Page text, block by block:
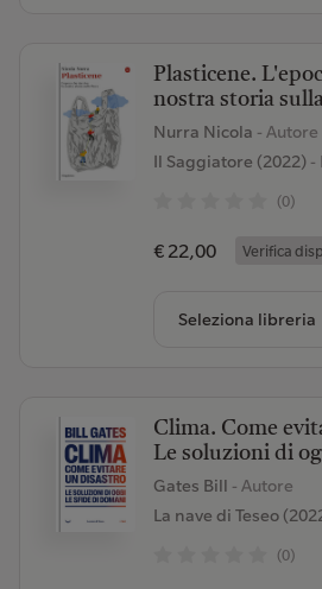
Plasticene.
nostra storia
Nurra Nicola - Autore
Il Saggiatore (2022)-
(0)
€ 22,00 Verifica
Seleziona libreria
Clima. Come
Le soluzioni di
Gates Bill - Autore
La nave di Teseo
(0)